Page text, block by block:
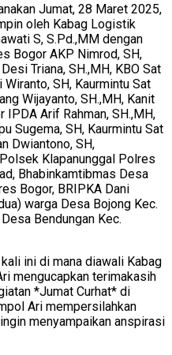
Jumat, 28 Maret 2025,
oleh Kabag Logistik
S, S.Pd.,MM dengan
Bogor AKP Nimrod, SH,
Triana, SH.,MH, KBO Sat
SH, Kaurmintu Sat
Wijayanto, SH.,MH, Kanit
Arif Rahman, SH.,MH,
Sugema, SH, Kaurmintu Sat
Dwiantono, SH,
Klapanunggal Polres
Bhabinkamtibmas Desa
Bogor, BRIPKA Dani
warga Desa Bojong Kec.
Bendungan Kec.
ini di mana diawali Kabag
mengucapkan terimakasih
*Jumat Curhat* di
Ari mempersilahkan
menyampaikan anspirasi